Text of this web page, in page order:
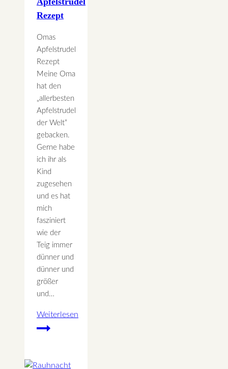
Rezept
Omas
Apfelstrudel
Rezept
Meine Oma
hat den
„allerbesten
Apfelstrudel
der Welt“
gebacken.
Gerne habe
ich ihr als
Kind
zugesehen
und es hat
mich
fasziniert
wie der
Teig immer
dünner und
dünner und
größer
und…
Weiterlesen
Omas